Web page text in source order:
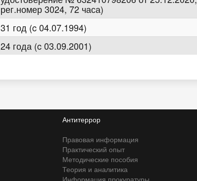
рег.номер 3024, 72 часа)
31 год (c 04.07.1994)
24 года (c 03.09.2001)
Антитеррор
Правовая информация
Практический опыт
Методические пособия
Теория и аналитика
Информация прокуратуры